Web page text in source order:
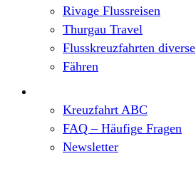
Rivage Flussreisen
Thurgau Travel
Flusskreuzfahrten diverse
Fähren
Kreuzfahrt ABC
FAQ – Häufige Fragen
Newsletter